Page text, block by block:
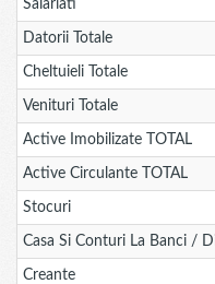
Salariati
Datorii Totale
Cheltuieli Totale
Venituri Totale
Active Imobilizate TOTAL
Active Circulante TOTAL
Stocuri
Casa Si Conturi La Banci /
Creante